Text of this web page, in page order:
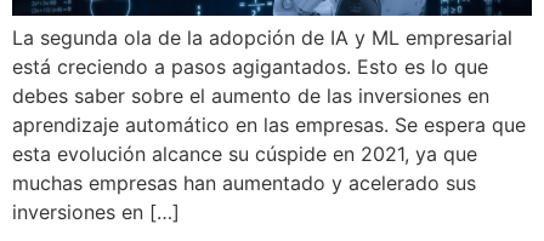
La segunda ola de la adopción de IA y ML empresarial
está creciendo a pasos agigantados. Esto es lo que
debes saber sobre el aumento de las inversiones en
aprendizaje automático en las empresas. Se espera que
esta evolución alcance su cúspide en 2021, ya que
muchas empresas han aumentado y acelerado sus
inversiones en […]